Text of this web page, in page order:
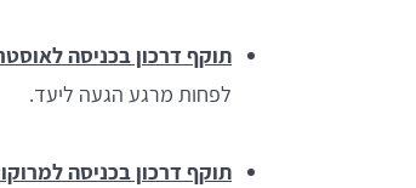
תוקף דרכון בכניסה
לפחות מרגע הגעה ליעד.
תוקף דרכון בכניסה